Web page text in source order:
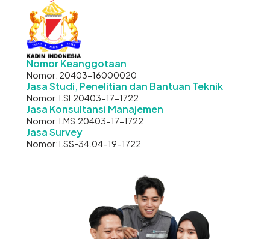
Nomor Keanggotaan
Nomor: 20403-16000020
Jasa Studi, Penelitian dan Bantuan Teknik
Nomor: I.SI.20403-17-1722
Jasa Konsultansi Manajemen
Nomor: I.MS.20403-17-1722
Jasa Survey
Nomor: I.SS-34.04-19-1722